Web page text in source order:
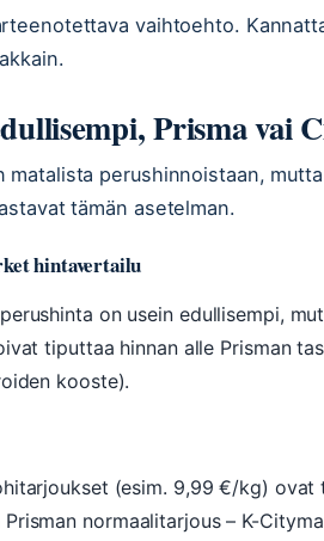
vaihtoehto.
Prisma vai
matalista perushinnoistaan,
tämän asetelman.
hintavertailu
on usein edullisempi,
tiputtaa hinnan alle Prisman
kooste).
(esim. 9,99 €/kg) ovat
normaalitarjous – K-